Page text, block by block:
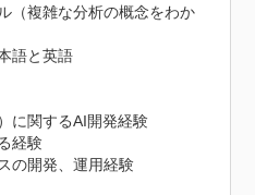
（複雑な分析の概念をわか
語と英語
に関するAI開発経験
経験
の開発、運用経験